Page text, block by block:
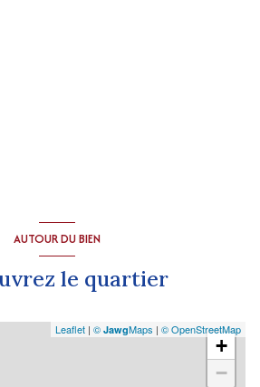
AUTOUR DU BIEN
le quartier
+
−
Leaflet | © JawgMaps | © OpenStreetMap